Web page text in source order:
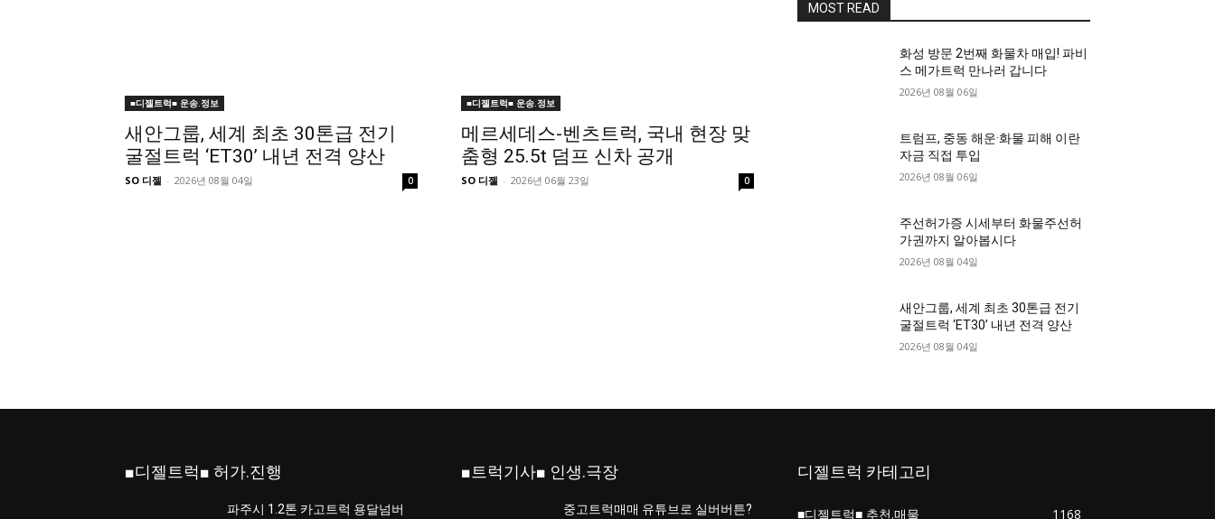
■디젤트럭■ 운송.정보
새안그룹, 세계 최초 30톤급 전기
굴절트럭 ‘ET30’ 내년 전격 양산
SO 디젤 - 2026년 08월 04일 0
■디젤트럭■ 운송.정보
메르세데스-벤츠트럭, 국내 현장 맞
춤형 25.5t 덤프 신차 공개
SO 디젤 - 2026년 06월 23일 0
MOST READ
화성 방문 2번째 화물차 매입! 파비
스 메가트럭 만나러 갑니다
2026년 08월 06일
트럼프, 중동 해운·화물 피해 이란
자금 직접 투입
2026년 08월 06일
주선허가증 시세부터 화물주선허
가권까지 알아봅시다
2026년 08월 04일
새안그룹, 세계 최초 30톤급 전기
굴절트럭 ‘ET30’ 내년 전격 양산
2026년 08월 04일
■디젤트럭■ 허가.진행
파주시 1.2톤 카고트럭 용달넘버
■트럭기사■ 인생.극장
중고트럭매매 유튜브로 실버버튼?
디젤트럭 카테고리
■디젤트럭■ 추천.매물
1168